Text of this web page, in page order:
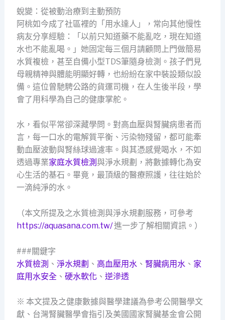
蛻變：從被動治療到主動預防
阿桃如今成了社區裡的「用水達人」，常向其他慢性
病友分享經驗：「以前只知道藥不能亂吃，現在知道
水也不能亂喝。」她固定每三個月請顧問上門做簡易
水質複檢，甚至自備小型TDS筆隨身檢測。孩子們見
母親精神與體能明顯好轉，也紛紛在家中裝設類似設
備。這位曾馳騁公路的貨運司機，在人生後半段，學
會了用科學為自己的健康掌舵。
水，看似平常卻深藏學問。對高血壓與腎臟病患者而
言，每一口水的電解質平衡、污染物殘留，都可能牽
動血壓波動與腎絲球過濾率。與其憑感覺喝水，不如
透過專業家庭水質檢測 與淨水規劃，將數據轉化為安
心生活的基石。畢竟，最頂級的醫療照護，往往始於
一滴純淨的水。
（本文所提及之水質檢測與淨水規劃服務，可參考
https://aquasana.com.tw/進一步了解相關資訊。）
###關鍵字
水質檢測 、 淨水規劃 、 高血壓用水 、 腎臟病用水 、 家
庭用水安全、 硬水軟化、 逆滲透
※ 本文提及之健康數據與醫學建議為參考公開醫學文
獻、台灣腎臟醫學會指引及美國國家腎臟基金會公開